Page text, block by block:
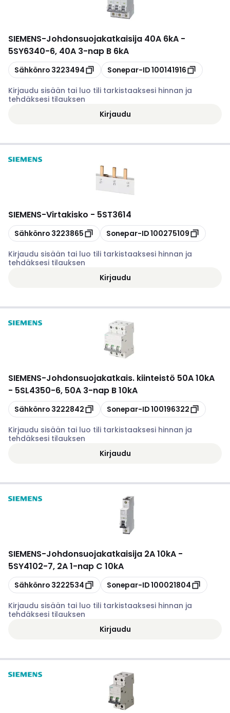
SIEMENS-Johdonsuojakatkaisija 40A 6kA -
5SY6340-6, 40A 3-nap B 6kA
Kopioi
Sähkönro 3223494 Kopioi
Sonepar-ID100141916
Kirjaudu sisään tai luo tili tarkistaaksesi hinnan ja
tehdäksesi tilauksen
Kirjaudu
SIEMENS-Virtakisko - 5ST3614
Kopioi
Sähkönro 3223865 Kopioi
Sonepar-ID100275109
Kirjaudu sisään tai luo tili tarkistaaksesi hinnan ja
tehdäksesi tilauksen
Kirjaudu
SIEMENS-Johdonsuojakatkais. kiinteistö 50A 10kA
- 5SL4350-6, 50A 3-nap B 10kA
Kopioi
Sähkönro 3222842 Kopioi
Sonepar-ID100196322
Kirjaudu sisään tai luo tili tarkistaaksesi hinnan ja
tehdäksesi tilauksen
Kirjaudu
SIEMENS-Johdonsuojakatkaisija 2A 10kA -
5SY4102-7, 2A 1-nap C 10kA
Kopioi
Sähkönro 3222534 Kopioi
Sonepar-ID100021804
Kirjaudu sisään tai luo tili tarkistaaksesi hinnan ja
tehdäksesi tilauksen
Kirjaudu